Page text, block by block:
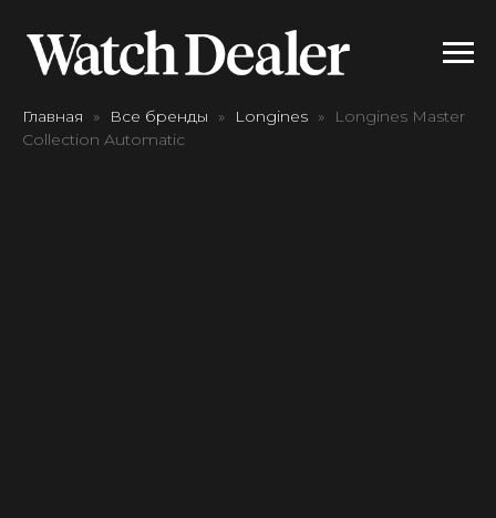
Главная Все бренды Longines
Longines Master
Collection Automatic